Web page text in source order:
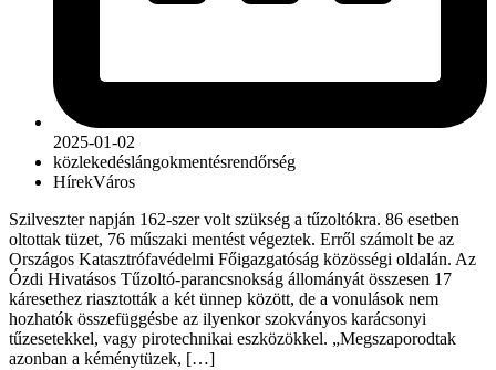
2025-01-02
közlekedéslángokmentésrendőrség
HírekVáros
Szilveszter napján 162-szer volt szükség a tűzoltókra. 86 esetben
oltottak tüzet, 76 műszaki mentést végeztek. Erről számolt be az
Országos Katasztrófavédelmi Főigazgatóság közösségi oldalán. Az
Ózdi Hivatásos Tűzoltó-parancsnokság állományát összesen 17
káresethez riasztották a két ünnep között, de a vonulások nem
hozhatók összefüggésbe az ilyenkor szokványos karácsonyi
tűzesetekkel, vagy pirotechnikai eszközökkel. „Megszaporodtak
azonban a kéménytüzek, […]